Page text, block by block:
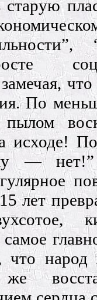
По
исходе!
—
лет
что народ